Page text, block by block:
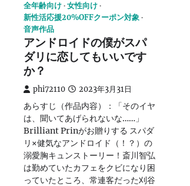
全年齢向け 女性向け
新性活応援20%OFFクーポン対象
音声作品
アンドロイドの僕がスパ
ダリに恋してもいいです
か？
phi72110 2023年3月31日
あらすじ（作品内容）：「そのイヤ
は、聞いてあげられないな……」
Brilliant Prinがお贈りする スパダ
リ×健気なアンドロイド（！？）の
溺愛胸キュンストーリー！斎川智弘
は勤めていたカフェをクビになり困
っていたところ、常連客だった刈谷